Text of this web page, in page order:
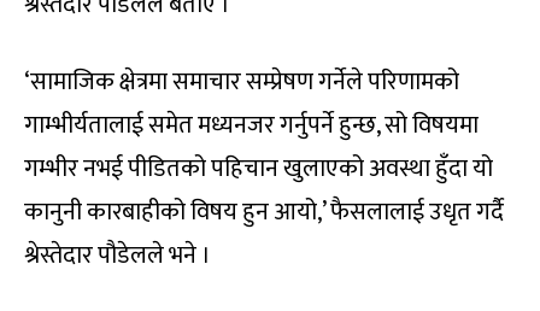
‘सामाजिक क्षेत्रमा समाचार सम्प्रेषण गर्नेले परिणामको
गाम्भीर्यतालाई समेत मध्यनजर गर्नुपर्ने हुन्छ, सो विषयमा
गम्भीर नभई पीडितको पहिचान खुलाएको अवस्था हुँदा यो
कानुनी कारबाहीको विषय हुन आयो,’ फैसलालाई उधृत गर्दै
श्रेस्तेदार पौडेलले भने ।